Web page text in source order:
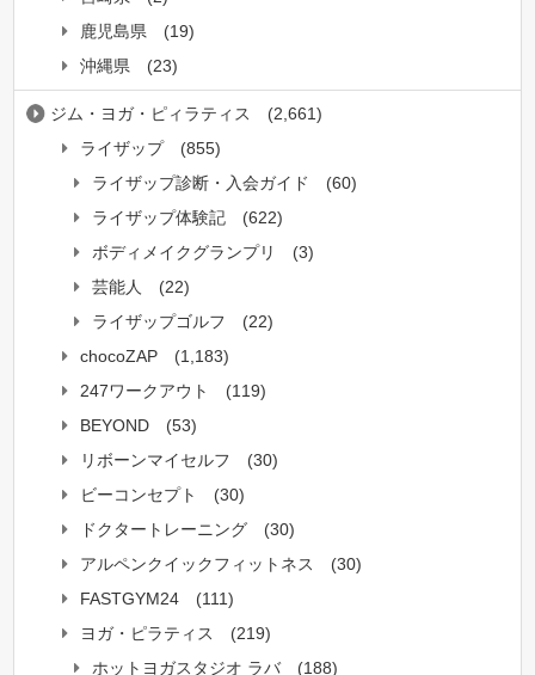
鹿児島県
(19)
沖縄県
(23)
ジム・ヨガ・ピィラティス
(2,661)
ライザップ
(855)
ライザップ診断・入会ガイド
(60)
ライザップ体験記
(622)
ボディメイクグランプリ
(3)
芸能人
(22)
ライザップゴルフ
(22)
chocoZAP
(1,183)
247ワークアウト
(119)
BEYOND
(53)
リボーンマイセルフ
(30)
ビーコンセプト
(30)
ドクタートレーニング
(30)
アルペンクイックフィットネス
(30)
FASTGYM24
(111)
ヨガ・ピラティス
(219)
ホットヨガスタジオ ラバ
(188)